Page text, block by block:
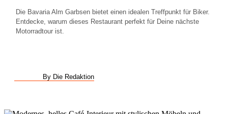
Die Bavaria Alm Garbsen bietet einen idealen Treffpunkt für Biker.
Entdecke, warum dieses Restaurant perfekt für Deine nächste
Motorradtour ist.
By Die Redaktion